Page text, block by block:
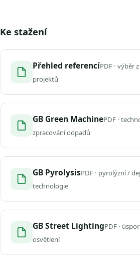
Ke stažení
Přehled referencíPDF · výběr
projektů
GB Green MachinePDF ·
zpracování odpadů
GB PyrolysisPDF · pyrolýzní /
technologie
GB Street LightingPDF ·
osvětlení